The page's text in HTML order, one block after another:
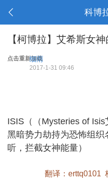
科博
【柯博拉】艾希斯女
点击重新加载
细雨
2017-1-31 09:46
ISIS（（Mysteries of
黑暗势力劫持为恐怖组
听，拦截女神能量）
翻译：erttq0101